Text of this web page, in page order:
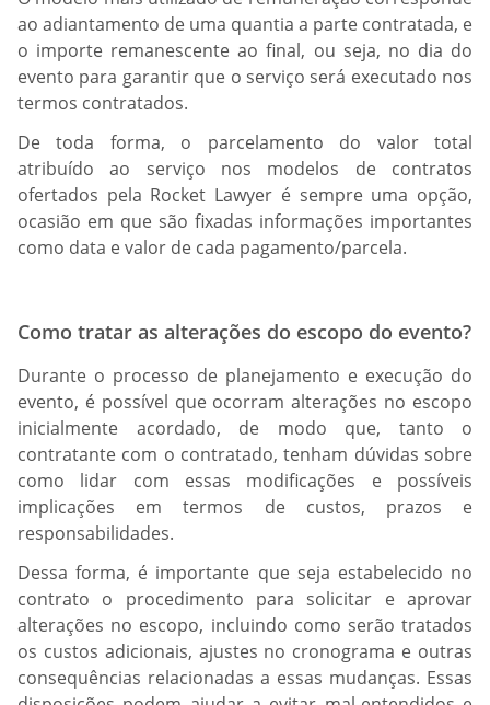
ao adiantamento de uma quantia a parte contratada, e
o importe remanescente ao final, ou seja, no dia do
evento para garantir que o serviço será executado nos
termos contratados.
De toda forma, o parcelamento do valor total
atribuído ao serviço nos modelos de contratos
ofertados pela Rocket Lawyer é sempre uma opção,
ocasião em que são fixadas informações importantes
como data e valor de cada pagamento/parcela.
Como tratar as alterações do escopo do evento?
Durante o processo de planejamento e execução do
evento, é possível que ocorram alterações no escopo
inicialmente acordado, de modo que, tanto o
contratante com o contratado, tenham dúvidas sobre
como lidar com essas modificações e possíveis
implicações em termos de custos, prazos e
responsabilidades.
Dessa forma, é importante que seja estabelecido no
contrato o procedimento para solicitar e aprovar
alterações no escopo, incluindo como serão tratados
os custos adicionais, ajustes no cronograma e outras
consequências relacionadas a essas mudanças. Essas